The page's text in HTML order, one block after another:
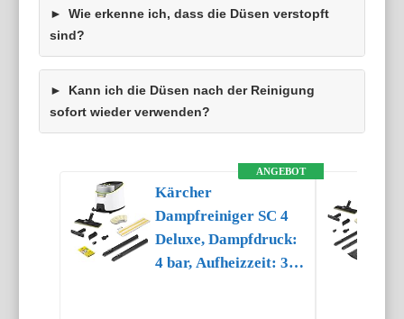
Wie erkenne ich, dass die Düsen verstopft
sind?
Kann ich die Düsen nach der Reinigung
sofort wieder verwenden?
ANGEBOT
Kärcher
Dampfreiniger SC 4
Deluxe, Dampfdruck:
4 bar, Aufheizzeit: 3